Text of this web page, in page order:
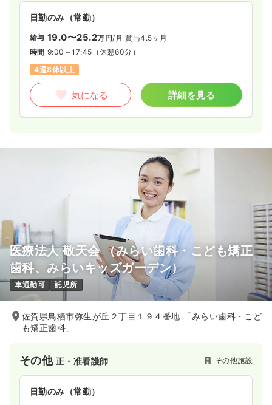
日勤のみ（常勤）
給与 19.0〜25.2万円/月 賞与4.5ヶ月
時間 9:00～17:45 （休憩60分）
4週8休以上
気になる 詳細を見る
医療法人 敬天会 （みらい歯科・こども矯正
歯科、みらいキッズガーデン）
車通勤可 託児所
佐賀県鳥栖市弥生が丘２丁目１９４番地 「みらい歯科・こど
も矯正歯科」
その他 正・准看護師 その他施設
日勤のみ（常勤）